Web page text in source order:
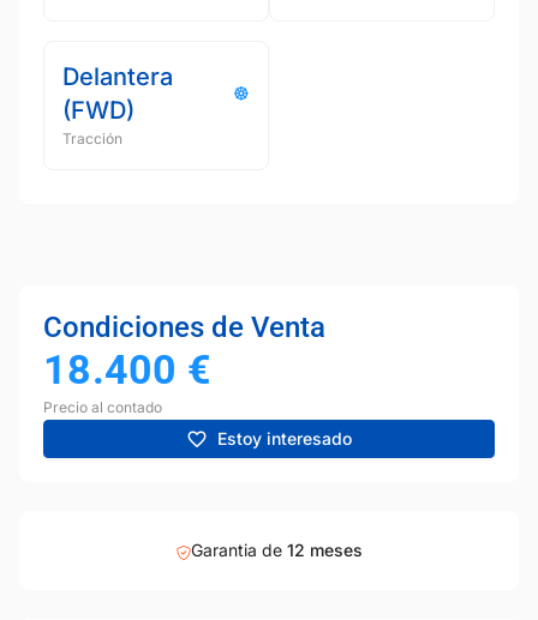
Delantera
(FWD)
Tracción
Condiciones de Venta
18.400 €
Precio al contado
Estoy interesado
Garantia de 12 meses